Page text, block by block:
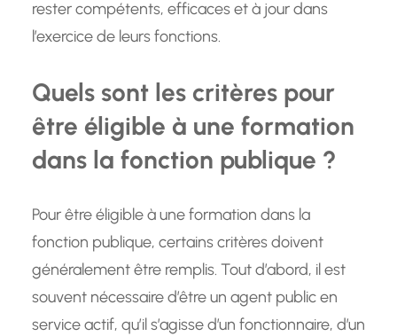
rester compétents, efficaces et à jour dans
l’exercice de leurs fonctions.
Quels sont les critères pour
être éligible à une formation
dans la fonction publique ?
Pour être éligible à une formation dans la
fonction publique, certains critères doivent
généralement être remplis. Tout d’abord, il est
souvent nécessaire d’être un agent public en
service actif, qu’il s’agisse d’un fonctionnaire, d’un